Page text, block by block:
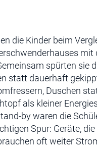
die Kinder beim
mit
spürten sie
statt dauerhaft
Duschen
als kleiner
by waren die
Spur: Geräte,
oft weiter